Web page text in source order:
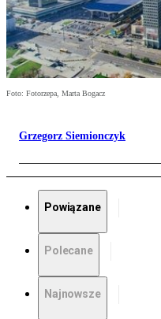
Foto: Fotorzepa, Marta Bogacz
Grzegorz Siemionczyk
Powiązane
Polecane
Najnowsze